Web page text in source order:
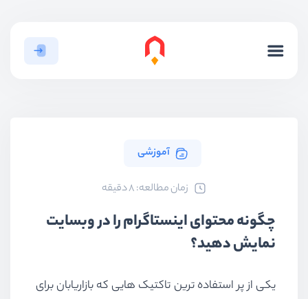
آموزشی
ﺯﻣﺎﻥ ﻣﻄﺎﻟﻌﻪ: 8 دقیقه
چگونه محتوای اینستاگرام را در وبسایت
نمایش دهید؟
یکی از پر استفاده ترین تاکتیک هایی که بازاریابان برای